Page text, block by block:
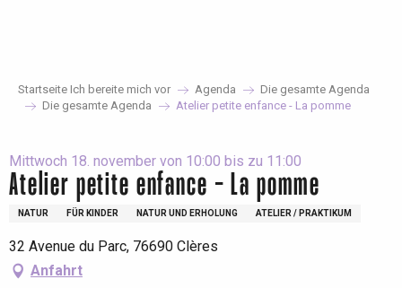
Startseite Ich bereite mich vor Agenda
Die gesamte Agenda
Die gesamte Agenda
Atelier petite enfance - La pomme
Mittwoch 18. november von 10:00 bis zu 11:00
Atelier petite enfance - La pomme
NATUR FÜR KINDER NATUR UND ERHOLUNG ATELIER / PRAKTIKUM
32 Avenue du Parc, 76690 Clères
Anfahrt